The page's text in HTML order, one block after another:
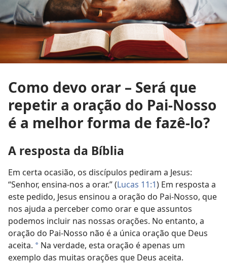
Como devo orar – Será que
repetir a oração do Pai-Nosso
é a melhor forma de fazê-lo?
A resposta da Bíblia
Em certa ocasião, os discípulos pediram a Jesus:
“Senhor, ensina-nos a orar.” (Lucas 11:1) Em resposta a
este pedido, Jesus ensinou a oração do Pai-Nosso, que
nos ajuda a perceber como orar e que assuntos
podemos incluir nas nossas orações. No entanto, a
oração do Pai-Nosso não é a única oração que Deus
aceita. a Na verdade, esta oração é apenas um
exemplo das muitas orações que Deus aceita.